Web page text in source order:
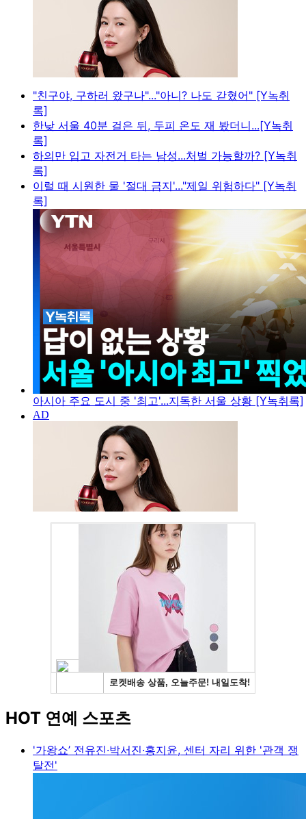
"친구야, 구하러 왔구나"..."아니? 나도 갇혔어" [Y녹취
록]
한낮 서울 40분 걸은 뒤, 두피 온도 재 봤더니...[Y녹취
록]
하의만 입고 자전거 타는 남성...처벌 가능할까? [Y녹취
록]
이럴 때 시원한 물 '절대 금지'..."제일 위험하다" [Y녹취
록]
아시아 주요 도시 중 '최고'...지독한 서울 상황 [Y녹취록]
HOT 연예 스포츠
'가왕쇼’ 전유진·박서진·홍지윤, 센터 자리 위한 '관객 쟁
탈전'